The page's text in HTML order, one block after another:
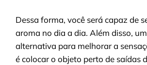
Dessa forma, você será capaz de
aroma no dia a dia. Além disso,
alternativa para melhorar a
é colocar o objeto perto de saídas